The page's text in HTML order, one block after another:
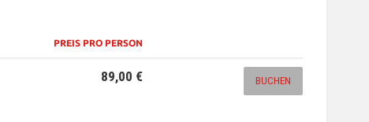
PREIS PRO PERSON
89,00 € BUCHEN